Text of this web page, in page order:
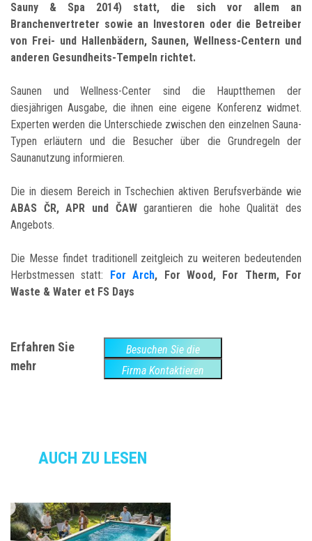
Sauny & Spa 2014) statt, die sich vor allem an
Branchenvertreter sowie an Investoren oder die Betreiber
von Frei- und Hallenbädern, Saunen, Wellness-Centern und
anderen Gesundheits-Tempeln richtet.
Saunen und Wellness-Center sind die Hauptthemen der
diesjährigen Ausgabe, die ihnen eine eigene Konferenz widmet.
Experten werden die Unterschiede zwischen den einzelnen Sauna-
Typen erläutern und die Besucher über die Grundregeln der
Saunanutzung informieren.
Die in diesem Bereich in Tschechien aktiven Berufsverbände wie
ABAS ČR, APR und ČAWgarantieren die hohe Qualität des
Angebots.
Die Messe findet traditionell zeitgleich zu weiteren bedeutenden
Herbstmessen statt: For Arch, For Wood, For Therm, For
Waste & Water et FS Days
Erfahren Sie
mehr
Besuchen Sie die
Website
Firma Kontaktieren
AUCH ZU LESEN